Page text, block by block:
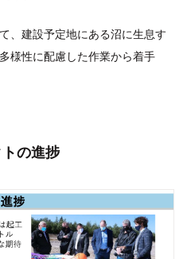
、建設予定地にある沼に生息す
様性に配慮した作業から着手
の進捗